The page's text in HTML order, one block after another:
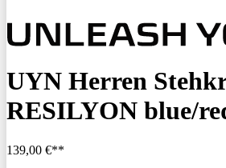
UYN Herren
RESILYON blue/
139,00 €**